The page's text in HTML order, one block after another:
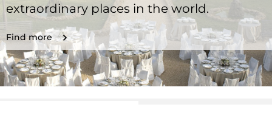
extraordinary places in the world.
Find more